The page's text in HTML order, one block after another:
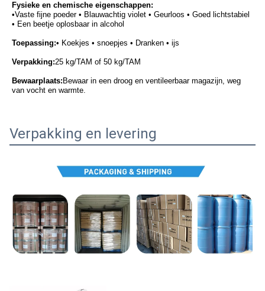
Fysieke en chemische eigenschappen:
•Vaste fijne poeder • Blauwachtig violet • Geurloos • Goed lichtstabiel
• Een beetje oplosbaar in alcohol
Toepassing:• Koekjes • snoepjes • Dranken • ijs
Verpakking:25 kg/TAM of 50 kg/TAM
Bewaarplaats: Bewaar in een droog en ventileerbaar magazijn, weg
van vocht en warmte.
Verpakking en levering